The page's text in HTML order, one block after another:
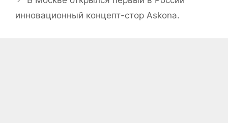
инновационный концепт-стор Askona.